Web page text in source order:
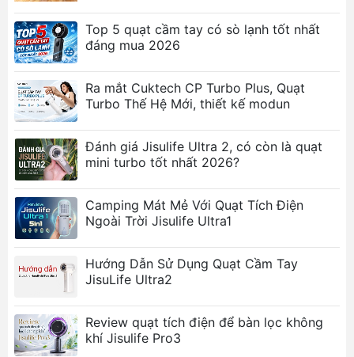
Công suất định mức: 4W
Loại pin: 18650
Tính năng nổi bật
Làm mát linh hoạt:Quạt xoay 360 độ, cung
cấp gió mát từ mọi góc độ theo nhu cầu.
Kẹp bàn tiện lợi:
bàn, giường, hoặc các bề mặt khác mà không
chiếm nhiều diện tích.
Thiết kế nhỏ gọn:
làm việc, học tập, hoặc mang theo khi di
chuyển.
Hoạt động êm ái:
ồn, mang lại sự thoải mái.
Tiết kiệm và bền bỉ: Pin sạc dung lượng cao,
sử dụng lâu dài mà không cần nguồn điện trực
tiếp.
Ảnh sản phẩm
Top 5 quạt cầm tay có sò lạnh tốt nhất
đáng mua 2026
Ra mắt Cuktech CP Turbo Plus, Quạt
Turbo Thế Hệ Mới, thiết kế modun
Đánh giá Jisulife Ultra 2, có còn là quạt
mini turbo tốt nhất 2026?
Camping Mát Mẻ Với Quạt Tích Điện
Ngoài Trời Jisulife Ultra1
Hướng Dẫn Sử Dụng Quạt Cầm Tay
JisuLife Ultra2
Review quạt tích điện để bàn lọc không
khí Jisulife Pro3